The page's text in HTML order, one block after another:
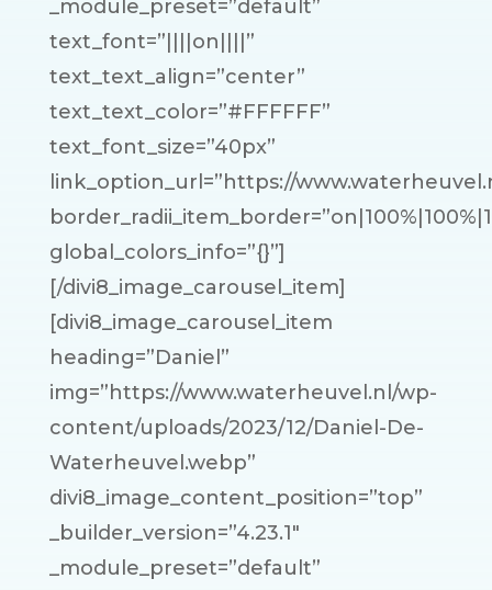
_module_preset=”default”
text_font=”||||on||||”
text_text_align=”center”
text_text_color=”#FFFFFF”
text_font_size=”40px”
link_option_url=”https://
global_colors_info=”{}”]
[/divi8_image_carousel_item]
[divi8_image_carousel_item
heading=”Daniel”
img=”https://www.waterheuvel.nl/wp-
content/uploads/2023/12/Daniel-De-
Waterheuvel.webp”
divi8_image_content_position=”top”
_builder_version=”4.23.1″
_module_preset=”default”